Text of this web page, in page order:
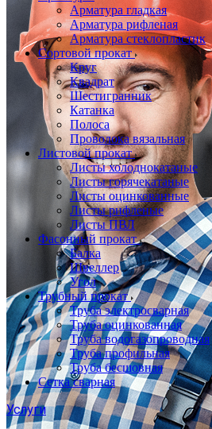
Арматура гладкая
Арматура рифленая
Арматура стеклопластик
Сортовой прокат
Круг
Квадрат
Шестигранник
Катанка
Полоса
Проволока вязальная
Листовой прокат
Листы холоднокатаные
Листы горячекатаные
Листы оцинкованные
Листы рифленые
Листы ПВЛ
Фасонный прокат
Балка
Швеллер
Угол
Трубный прокат
Труба электросварная
Труба оцинкованная
Труба водогазопроводная
Труба профильная
Труба бесшовная
Сетка сварная
Услуги